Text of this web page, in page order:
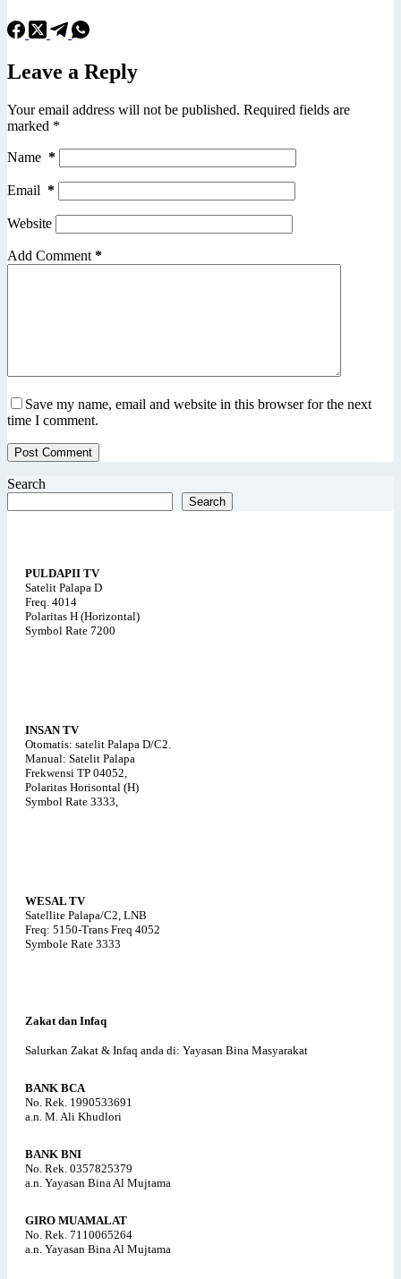
Leave a Reply
Your email address will not be published. Required fields are
marked *
Name *
Email *
Website
Add Comment *
Save my name, email and website in this browser for the next
time I comment.
Post Comment
Search
Search
PULDAPII TV
Satelit Palapa D
Freq. 4014
Polaritas H (Horizontal)
Symbol Rate 7200
INSAN TV
Otomatis: satelit Palapa D/C2.
Manual: Satelit Palapa
Frekwensi TP 04052,
Polaritas Horisontal (H)
Symbol Rate 3333,
WESAL TV
Satellite Palapa/C2, LNB
Freq: 5150-Trans Freq 4052
Symbole Rate 3333
Zakat dan Infaq
Salurkan Zakat & Infaq anda di: Yayasan Bina Masyarakat
BANK BCA
No. Rek. 1990533691
a.n. M. Ali Khudlori
BANK BNI
No. Rek. 0357825379
a.n. Yayasan Bina Al Mujtama
GIRO MUAMALAT
No. Rek. 7110065264
a.n. Yayasan Bina Al Mujtama